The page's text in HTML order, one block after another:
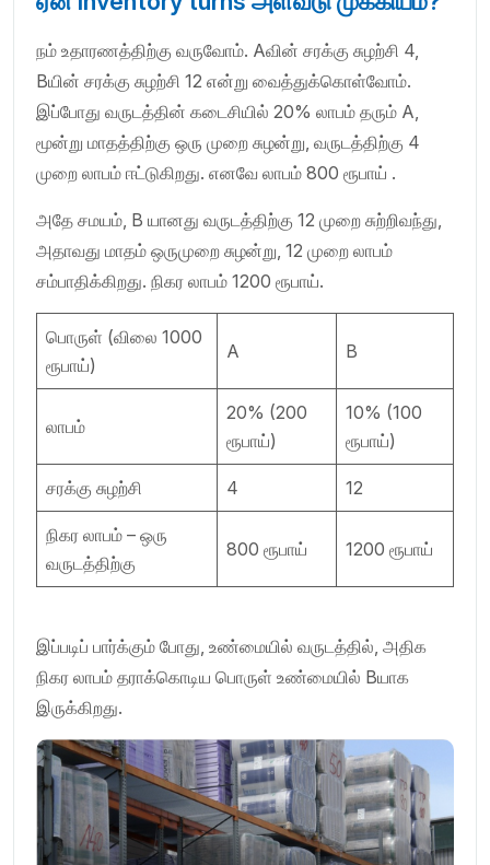
நம் உதாரணத்திற்கு வருவோம். Aவின் சரக்கு சுழற்சி 4,
Bயின் சரக்கு சுழற்சி 12 என்று வைத்துக்கொள்வோம்.
இப்போது வருடத்தின் கடைசியில் 20% லாபம் தரும் A,
மூன்று மாதத்திற்கு ஒரு முறை சுழன்று, வருடத்திற்கு 4
முறை லாபம் ஈட்டுகிறது. எனவே லாபம் 800 ரூபாய் .
அதே சமயம், B யானது வருடத்திற்கு 12 முறை சுற்றிவந்து,
அதாவது மாதம் ஒருமுறை சுழன்று, 12 முறை லாபம்
சம்பாதிக்கிறது. நிகர லாபம் 1200 ரூபாய்.
பொருள் (விலை 1000
ரூபாய்)
A B
லாபம்
20% (200
ரூபாய்)
10% (100
ரூபாய்)
சரக்கு சுழற்சி 4 12
நிகர லாபம் – ஒரு
வருடத்திற்கு
800 ரூபாய் 1200 ரூபாய்
இப்படிப் பார்க்கும் போது, உண்மையில் வருடத்தில், அதிக
நிகர லாபம் தராக்கொடிய பொருள் உண்மையில் Bயாக
இருக்கிறது.